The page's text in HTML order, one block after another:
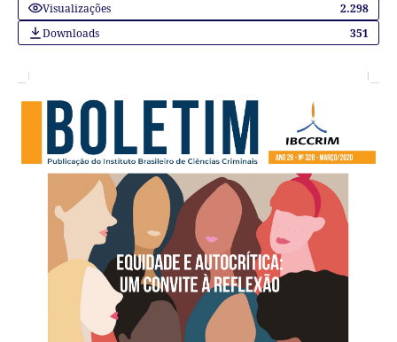
Visualizações
2.298
Downloads
351